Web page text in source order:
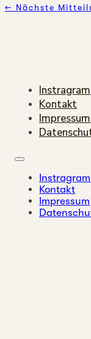
← Nächste
Instragram
Kontakt
Impressum
Instragram
Kontakt
Impressum